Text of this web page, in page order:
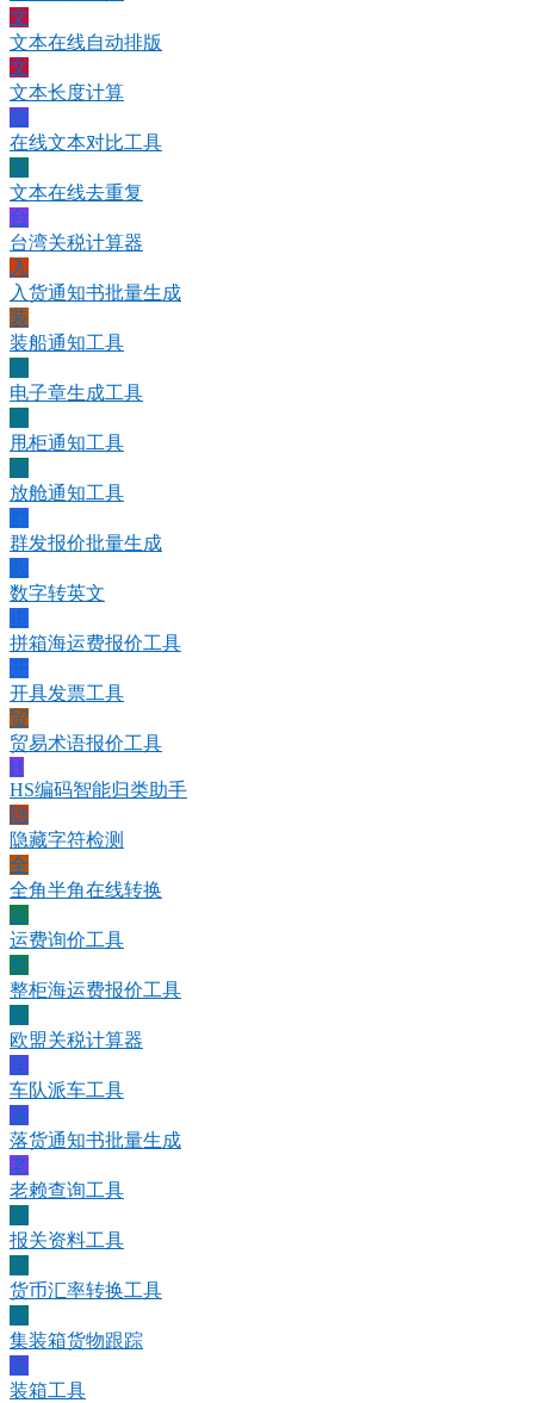
文
文本在线自动排版
文
文本长度计算
在
在线文本对比工具
文
文本在线去重复
台
台湾关税计算器
入
入货通知书批量生成
装
装船通知工具
电
电子章生成工具
甩
甩柜通知工具
放
放舱通知工具
群
群发报价批量生成
数
数字转英文
拼
拼箱海运费报价工具
开
开具发票工具
贸
贸易术语报价工具
H
HS编码智能归类助手
隐
隐藏字符检测
全
全角半角在线转换
运
运费询价工具
整
整柜海运费报价工具
欧
欧盟关税计算器
车
车队派车工具
落
落货通知书批量生成
老
老赖查询工具
报
报关资料工具
货
货币汇率转换工具
集
集装箱货物跟踪
装
装箱工具